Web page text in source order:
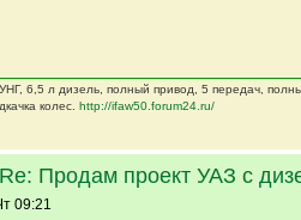
6,5 л дизель, полный привод, 5 передач,
колес. http://ifaw50.forum24.ru/
Re: Продам проект УАЗ с
09:21